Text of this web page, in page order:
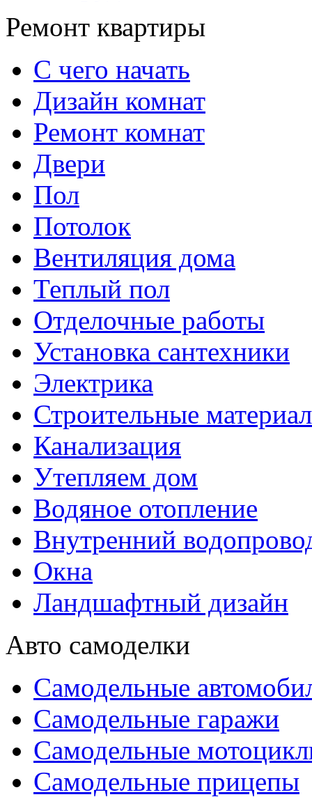
Ремонт квартиры
С чего начать
Дизайн комнат
Ремонт комнат
Двери
Пол
Потолок
Вентиляция дома
Теплый пол
Отделочные работы
Установка сантехники
Электрика
Строительные
Канализация
Утепляем дом
Водяное отопление
Внутренний
Окна
Ландшафтный дизайн
Авто самоделки
Самодельные
Самодельные гаражи
Самодельные
Самодельные прицепы